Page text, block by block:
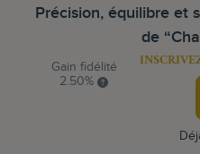
Précision, équilibre et
de
Gain fidélité
2.50%